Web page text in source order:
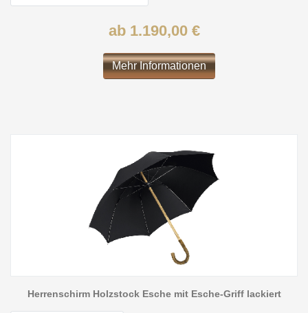
ab 1.190,00 €
Mehr Informationen
Herrenschirm Holzstock Esche mit Esche-Griff lackiert